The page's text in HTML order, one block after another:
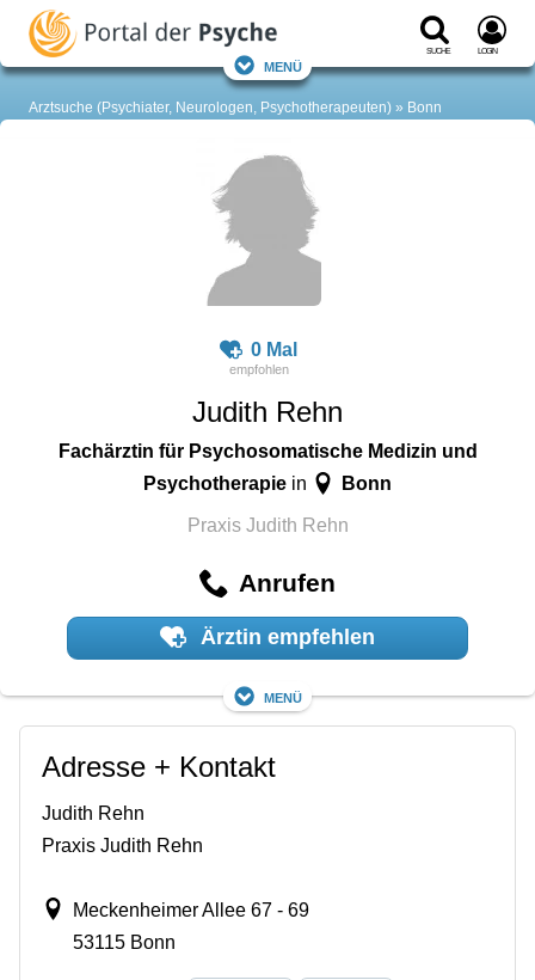
Suche Login
Menü
Arztsuche (Psychiater, Neurologen, Psychotherapeuten) Bonn
0 Mal
Judith Rehn
Fachärztin für Psychosomatische Medizin und
Psychotherapiein Bonn
Praxis Judith Rehn
Anrufen
Ärztin empfehlen
Menü
Adresse + Kontakt
Judith Rehn
Praxis Judith Rehn
Meckenheimer Allee 67 - 69
53115 Bonn